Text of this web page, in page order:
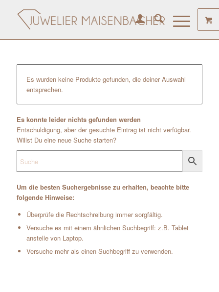
Es wurden keine Produkte gefunden, die deiner Auswahl
entsprechen.
Es konnte leider nichts gefunden werden
Entschuldigung, aber der gesuchte Eintrag ist nicht verfügbar.
Willst Du eine neue Suche starten?
Um die besten Suchergebnisse zu erhalten, beachte bitte
folgende Hinweise:
Überprüfe die Rechtschreibung immer sorgfältig.
Versuche es mit einem ähnlichen Suchbegriff: z.B. Tablet
anstelle von Laptop.
Versuche mehr als einen Suchbegriff zu verwenden.